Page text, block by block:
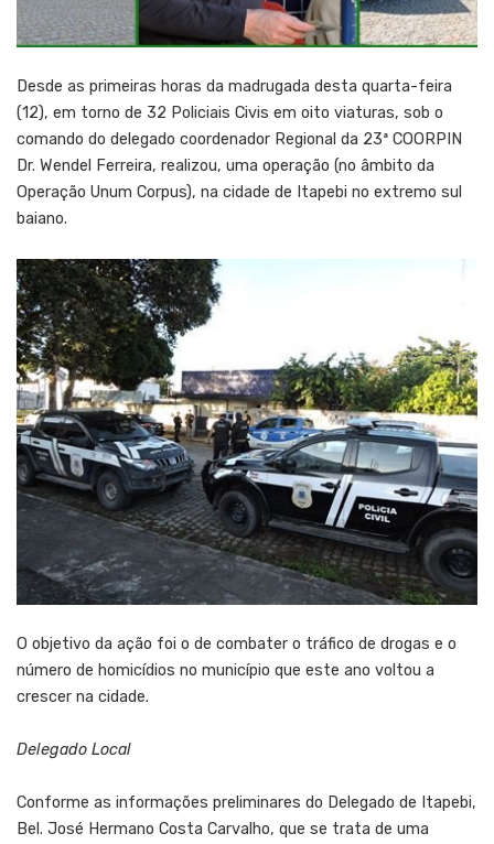
Desde as primeiras horas da madrugada desta quarta-feira
(12), em torno de 32 Policiais Civis em oito viaturas, sob o
comando do delegado coordenador Regional da 23ª COORPIN
Dr. Wendel Ferreira, realizou, uma operação (no âmbito da
Operação Unum Corpus), na cidade de Itapebi no extremo sul
baiano.
O objetivo da ação foi o de combater o tráfico de drogas e o
número de homicídios no município que este ano voltou a
crescer na cidade.
Delegado Local
Conforme as informações preliminares do Delegado de Itapebi,
Bel. José Hermano Costa Carvalho, que se trata de uma